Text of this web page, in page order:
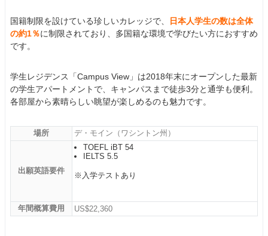
国籍制限を設けている珍しいカレッジで、
日本人学生の数は全体
の約1％に制限されており、多国籍な環境で学びたい方におすすめ
です。
学生レジデンス「Campus View」は2018年末にオープンした最新
の学生アパートメントで、キャンパスまで徒歩3分と通学も便利。
各部屋から素晴らしい眺望が楽しめるのも魅力です。
場所 デ・モイン（ワシントン州）
出願英語要件
TOEFL iBT 54
IELTS 5.5
※入学テストあり
年間概算費用 US$22,360